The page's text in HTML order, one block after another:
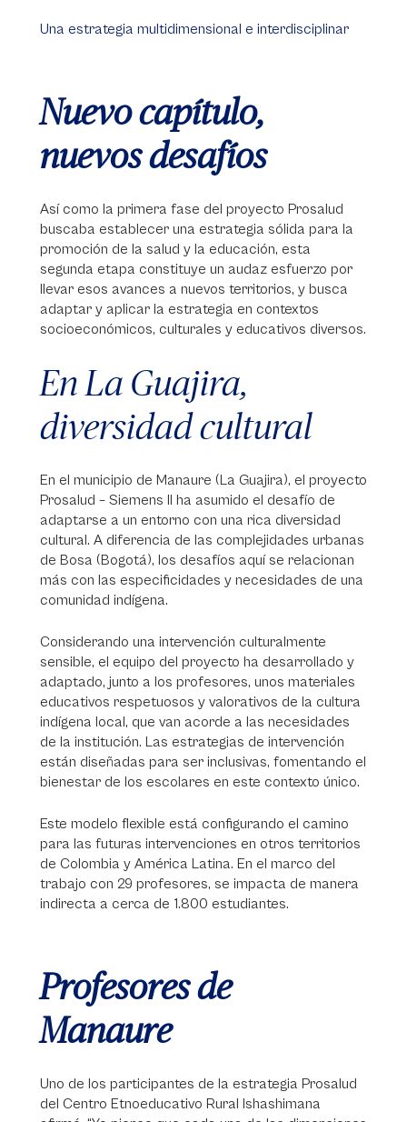
Una estrategia multidimensional e interdisciplinar
Nuevo capítulo,
nuevos desafíos
Así como la primera fase del proyecto Prosalud
buscaba establecer una estrategia sólida para la
promoción de la salud y la educación, esta
segunda etapa constituye un audaz esfuerzo por
llevar esos avances a nuevos territorios, y busca
adaptar y aplicar la estrategia en contextos
socioeconómicos, culturales y educativos diversos.
En La Guajira,
diversidad cultural
En el municipio de Manaure (La Guajira), el proyecto
Prosalud – Siemens II ha asumido el desafío de
adaptarse a un entorno con una rica diversidad
cultural. A diferencia de las complejidades urbanas
de Bosa (Bogotá), los desafíos aquí se relacionan
más con las especificidades y necesidades de una
comunidad indígena.
Considerando una intervención culturalmente
sensible, el equipo del proyecto ha desarrollado y
adaptado, junto a los profesores, unos materiales
educativos respetuosos y valorativos de la cultura
indígena local, que van acorde a las necesidades
de la institución. Las estrategias de intervención
están diseñadas para ser inclusivas, fomentando el
bienestar de los escolares en este contexto único.
Este modelo flexible está configurando el camino
para las futuras intervenciones en otros territorios
de Colombia y América Latina. En el marco del
trabajo con 29 profesores, se impacta de manera
indirecta a cerca de 1.800 estudiantes.
Profesores de
Manaure
Uno de los participantes de la estrategia Prosalud
del Centro Etnoeducativo Rural Ishashimana